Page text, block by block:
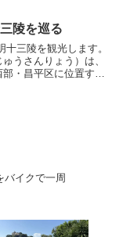
の世界...
陵を巡る
十三陵を観光します。
うさんりょう）は、
・昌平区に位置す
バイクで一周